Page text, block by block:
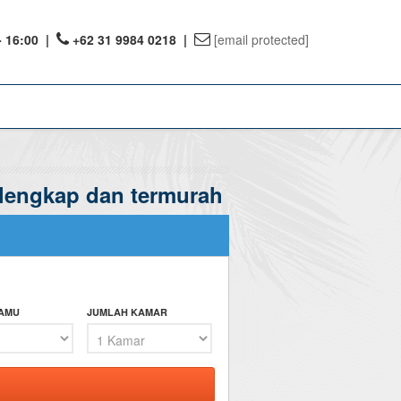
16:00 | +62 31 9984 0218 | [email protected]
Reward
dan termurah
JUMLAH KAMAR